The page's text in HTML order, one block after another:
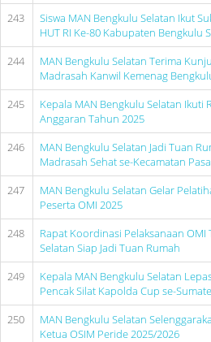
243
Siswa MAN Bengkulu Selatan Ikut
HUT RI Ke-80 Kabupaten Bengkulu
244
MAN Bengkulu Selatan Terima
Madrasah Kanwil Kemenag
245
Kepala MAN Bengkulu Selatan Ikuti
Anggaran Tahun 2025
246
MAN Bengkulu Selatan Jadi Tuan
Madrasah Sehat se-Kecamatan
247
MAN Bengkulu Selatan Gelar
Peserta OMI 2025
248
Rapat Koordinasi Pelaksanaan OMI
Selatan Siap Jadi Tuan Rumah
249
Kepala MAN Bengkulu Selatan
Pencak Silat Kapolda Cup se-
250
MAN Bengkulu Selatan
Ketua OSIM Peride 2025/2026